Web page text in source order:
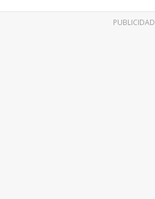
PUBLICIDAD